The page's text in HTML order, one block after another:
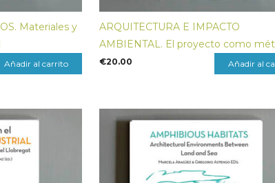
Materiales y
Añadir al carrito
ARQUITECTURA E IMPACTO
AMBIENTAL. El proyecto como
€20.00 Añadir al